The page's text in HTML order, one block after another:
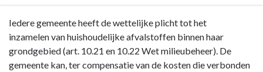
Terug
naar
navigatie
Iedere gemeente heeft de wettelijke plicht tot het
inzamelen van huishoudelijke afvalstoffen binnen haar
grondgebied (art. 10.21 en 10.22 Wet milieubeheer). De
gemeente kan, ter compensatie van de kosten die verbonden